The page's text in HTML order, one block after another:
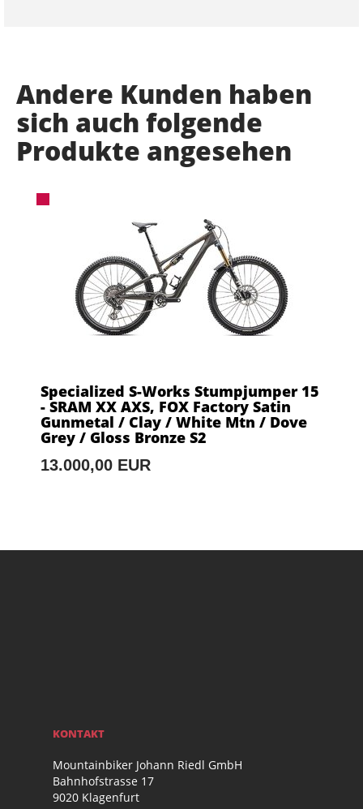
Andere Kunden haben
sich auch folgende
Produkte angesehen
Specialized S-Works Stumpjumper 15
- SRAM XX AXS, FOX Factory Satin
Gunmetal / Clay / White Mtn / Dove
Grey / Gloss Bronze S2
13.000,00 EUR
KONTAKT
Mountainbiker Johann Riedl GmbH
Bahnhofstrasse 17
9020 Klagenfurt